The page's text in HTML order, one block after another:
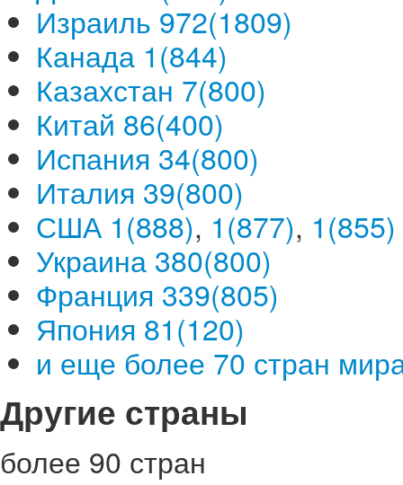
Израиль 972(1809)
Канада 1(844)
Казахстан 7(800)
Китай 86(400)
Испания 34(800)
Италия 39(800)
США 1(888), 1(877), 1(855)
Украина 380(800)
Франция 339(805)
Япония 81(120)
и еще более 70 стран
Другие страны
более 90 стран